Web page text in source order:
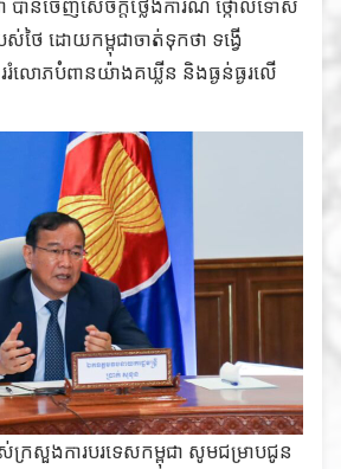
ា បានចេញសេចក្តីថ្លែងការណ៍ ថ្កោលទោស
ស់ថៃ ដោយកម្ពុជាចាត់ទុកថា ទង្វើ
រំលោភបំពានយ៉ាងគឃ្លីន និងធ្ងន់ធ្ងរលើ
ក្រសួងការបរទេសកម្ពុជា សូមជម្រាបជូន